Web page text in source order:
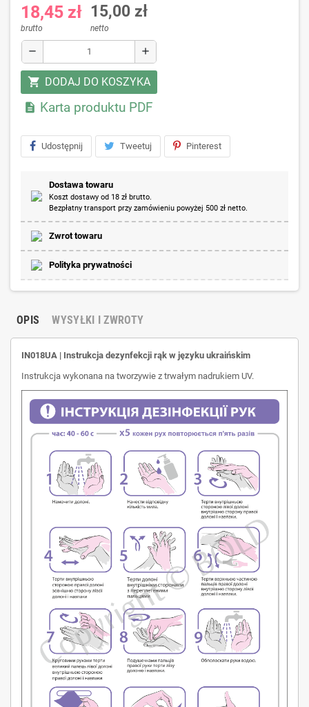
18,45 zł
brutto
15,00 zł
netto
remove add
shopping_cart DODAJ DO KOSZYKA
 Karta produktu PDF
Udostępnij Tweetuj Pinterest
Dostawa towaru
Koszt dostawy od 18 zł brutto.
Bezpłatny transport przy zamówieniu powyżej 500 zł netto.
Zwrot towaru
Polityka prywatności
OPIS WYSYŁKI I ZWROTY
IN018UA | Instrukcja dezynfekcji rąk w języku ukraińskim
Instrukcja wykonana na tworzywie z trwałym nadrukiem UV.